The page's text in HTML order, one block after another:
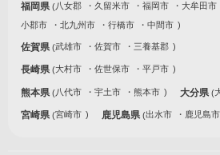
福岡県 八女郡 久留米市 福岡市 大牟田市
小郡市
北九州市 行橋市 中間市
佐賀県 武雄市 佐賀市 三養基郡
長崎県 大村市 佐世保市 平戸市
熊本県 八代市 宇土市 熊本市 大分県
宮崎県 宮崎市 鹿児島県 出水市 鹿児島市